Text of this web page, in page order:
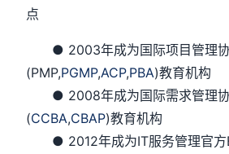
点
● 2003年成为国际项目管理协
(PMP,PGMP,ACP,PBA)教育机构
● 2008年成为国际需求管理协
(CCBA,CBAP)教育机构
● 2012年成为IT服务管理官方